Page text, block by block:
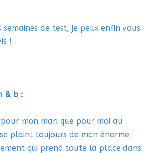
semaines de test, je peux enfin vous
!
& b :
pour mon mari que pour moi au
plaint toujours de mon énorme
qui prend toute la place dans